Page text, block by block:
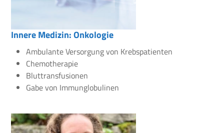
Innere Medizin: Onkologie
Ambulante Versorgung von Krebspatienten
Chemotherapie
Bluttransfusionen
Gabe von Immunglobulinen